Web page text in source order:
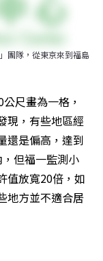
團隊，從東京來到福島
尺畫為一格，
現，有些地區經
還是偏高，達到
但福一監測小
值放寬20倍，如
地方並不適合居